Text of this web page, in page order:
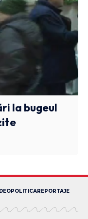
la bugeul
POLITICAREPORTAJE